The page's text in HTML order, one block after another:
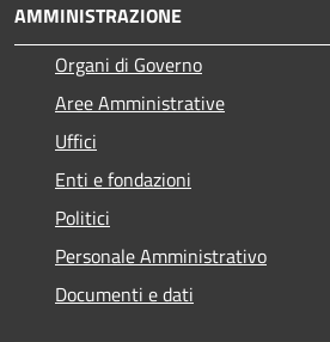
AMMINISTRAZIONE
Organi di Governo
Aree Amministrative
Uffici
Enti e fondazioni
Politici
Personale Amministrativo
Documenti e dati